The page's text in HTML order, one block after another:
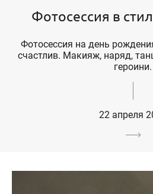
Фотосессия в
Фотосессия на день
счастлив. Макияж, наряд,
героини.
22 апреля